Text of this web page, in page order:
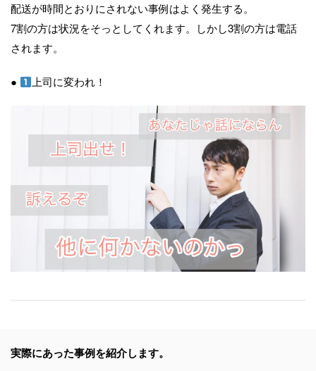
配送が時間とおりにされない事例はよく発生する。
7割の方は状況をそっとしてくれます。しかし3割の方は電話
されます。
● 上司に変われ！
実際にあった事例を紹介します。